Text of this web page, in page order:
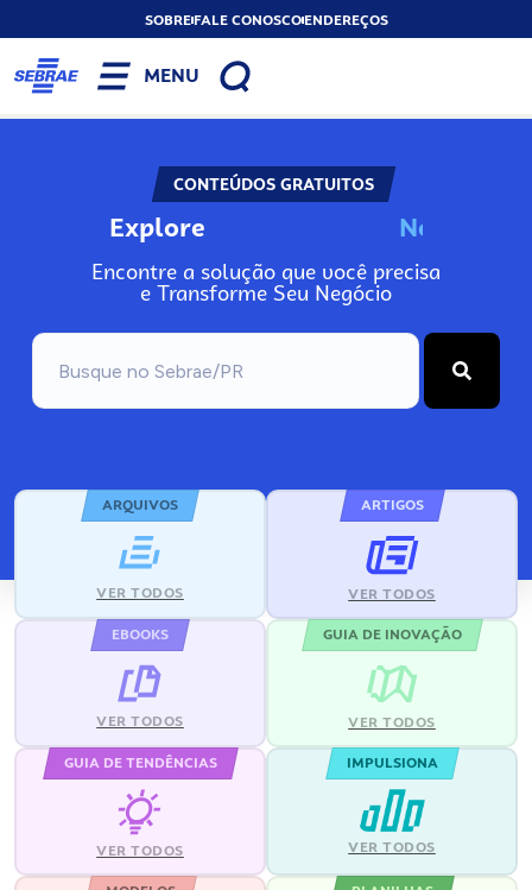
SOBREFALE CONOSCOENDEREÇOS
MENU
CONTEÚDOS GRATUITOS
Explore No
Encontre a solução que você precisa
e Transforme Seu Negócio
ARQUIVOS
VER TODOS
ARTIGOS
VER TODOS
EBOOKS
VER TODOS
GUIA DE INOVAÇÃO
VER TODOS
GUIA DE TENDÊNCIAS
VER TODOS
IMPULSIONA
VER TODOS